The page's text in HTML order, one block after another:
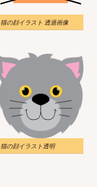
猫の顔イラスト 透過画像
猫の顔イラスト透明